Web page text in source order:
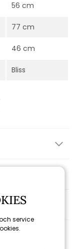
56 cm
77 cm
46 cm
Bliss
service